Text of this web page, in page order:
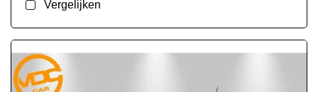
Vergelijken